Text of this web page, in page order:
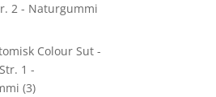
2 - Naturgummi
Colour Sut -
1 -
(3)